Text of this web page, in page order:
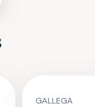
GALLEGA